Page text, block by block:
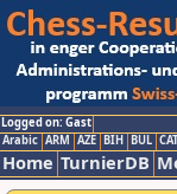
Logged on: Gast
Arabic ARM AZE BIH BUL CAT
Home TurnierDB